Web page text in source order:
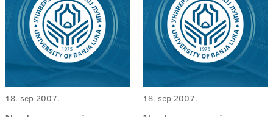
18. sep 2007. 18. sep 2007.